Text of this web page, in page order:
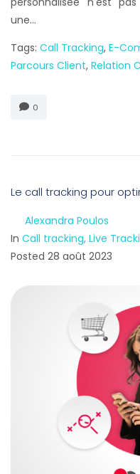
une...
Tags: Call Tracking, E-
Parcours Client, Relation
0
Le call tracking pour
Alexandra Poulos
In Call tracking, Live
Posted 28 août 2023